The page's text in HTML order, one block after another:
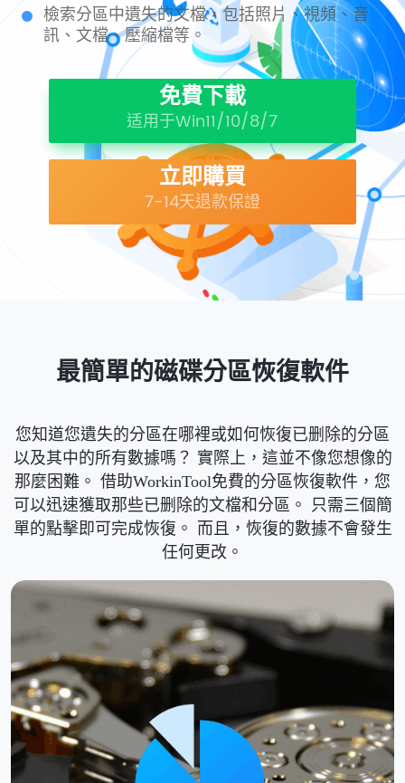
檢索分區中遺失的文檔，包括照片、視頻、音
訊、文檔、壓縮檔等。
免費下載
适用于Win11/10/8/7
立即購買
7-14天退款保證
最簡單的磁碟分區恢復軟件
您知道您遺失的分區在哪裡或如何恢復已删除的分區
以及其中的所有數據嗎？ 實際上，這並不像您想像的
那麼困難。 借助WorkinTool免費的分區恢復軟件，您
可以迅速獲取那些已删除的文檔和分區。 只需三個簡
單的點擊即可完成恢復。 而且，恢復的數據不會發生
任何更改。